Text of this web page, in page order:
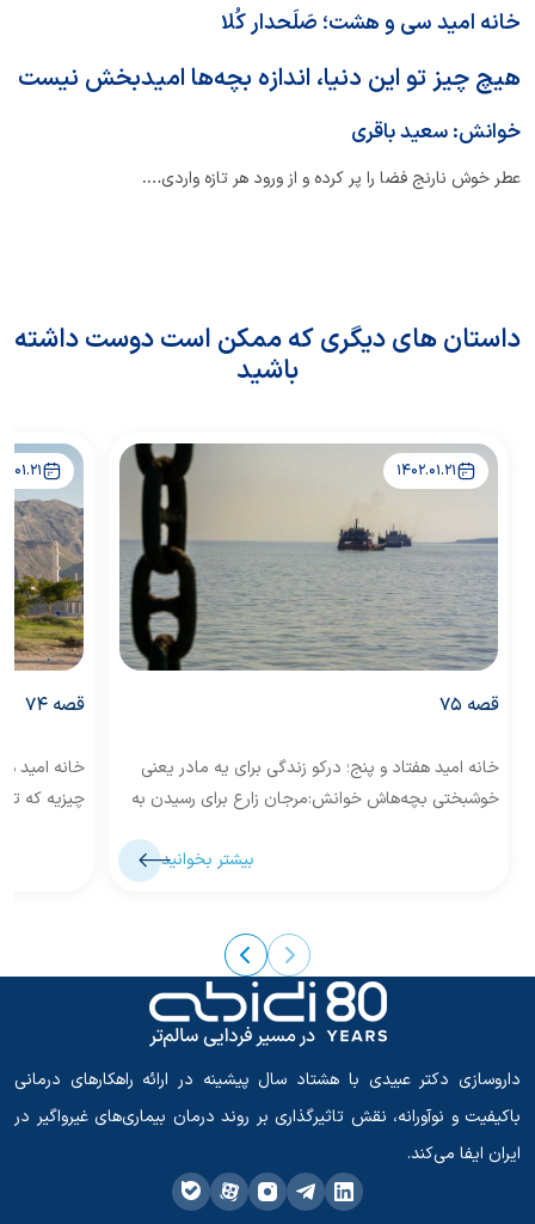
خانه امید سی و هشت؛ صَلَحدار کُلا
هیچ چیز تو این دنیا، اندازه بچه‌‌‌‌‌‌‌‌‌‌‌‌‌‌‌‌ها امیدبخش نیست
خوانش:سعید باقری
عطر خوش نارنج فضا را پر کرده و از ورود هر تازه واردی….
داستان های دیگری که ممکن است دوست داشته
باشید
1402.01.21
قصه 75
خانه امید هفتاد و پنج؛ درکو زندگی برای یه مادر یعنی
خوشبختی بچه‌هاش خوانش:مرجان زارع برای رسیدن به
بیشتر بخوانید
قصه 74
خانه امید
چیزیه که
داروسازی دکتر عبیدی با هشتاد سال پیشینه در ارائه راهکارهای درمانی
باکیفیت و نوآورانه، نقش تاثیرگذاری بر روند درمان بیماری‌های غیرواگیر در
ایران ایفا می‌کند.